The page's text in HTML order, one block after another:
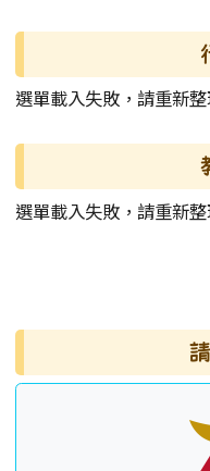
選單載入失敗，請重新整
選單載入失敗，請重新整
右邊區域內容